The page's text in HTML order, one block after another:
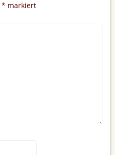
* markiert